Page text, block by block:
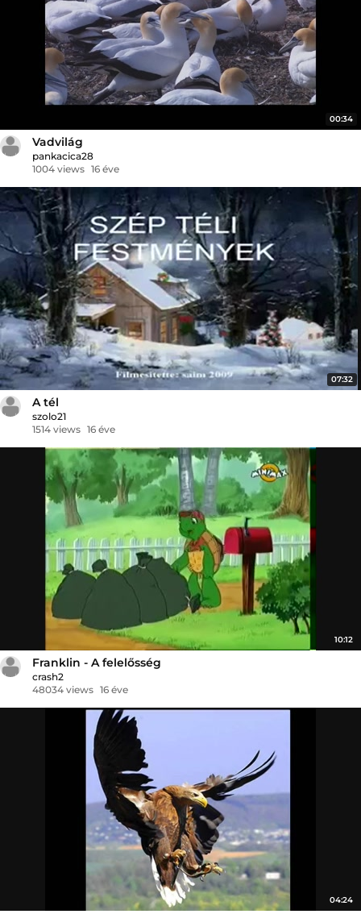
00:34
Vadvilág
pankacica28
1004 views 16 éve
07:32
A tél
szolo21
1514 views 16 éve
10:12
Franklin - A felelősség
crash2
48034 views 16 éve
04:24